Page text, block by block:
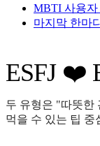
MBTI 사용
마지막 한마디
ESFJ ❤️
두 유형은 "따뜻한
먹을 수 있는 팁 중